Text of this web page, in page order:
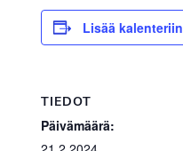
Lisää kalenteriin
TIEDOT
Päivämäärä: